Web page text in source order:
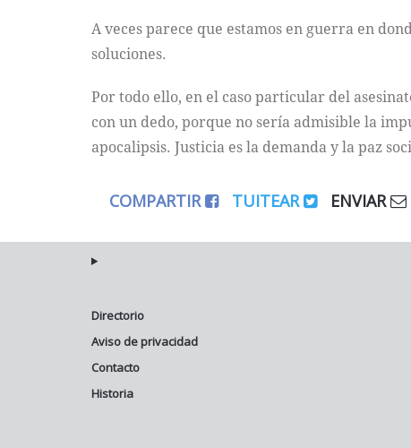
A veces parece que estamos en guerra en
soluciones.
Por todo ello, en el caso particular del
con un dedo, porque no sería admisible la
apocalipsis. Justicia es la demanda y la paz
COMPARTIR TUITEAR ENVIAR
Directorio
Aviso de privacidad
Contacto
Historia